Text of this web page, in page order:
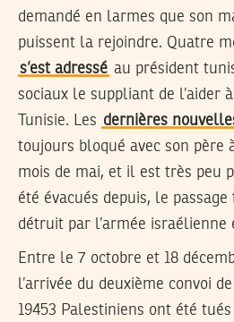
demandé en larmes que son
puissent la rejoindre. Quatre
s’est adressé au président
sociaux le suppliant de l’aider
Tunisie. Les dernières
toujours bloqué avec son père
mois de mai, et il est très peu
été évacués depuis, le
détruit par l’armée israélienne
Entre le 7 octobre et 18
l’arrivée du deuxième convoi
19453 Palestiniens ont été